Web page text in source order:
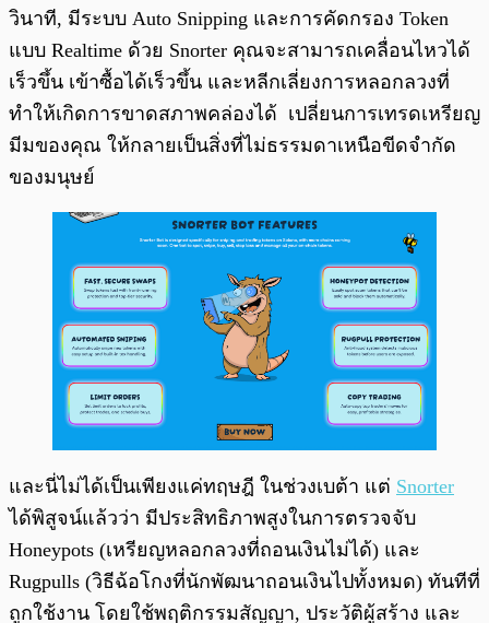
วินาที, มีระบบ Auto Snipping และการคัดกรอง Token
แบบ Realtime ด้วย Snorter คุณจะสามารถเคลื่อนไหวได้
เร็วขึ้น เข้าซื้อได้เร็วขึ้น และหลีกเลี่ยงการหลอกลวงที่
ทำให้เกิดการขาดสภาพคล่องได้ เปลี่ยนการเทรดเหรียญ
มีมของคุณ ให้กลายเป็นสิ่งที่ไม่ธรรมดาเหนือขีดจำกัด
ของมนุษย์
และนี่ไม่ได้เป็นเพียงแค่ทฤษฎี ในช่วงเบต้า แต่ Snorter
ได้พิสูจน์แล้วว่า มีประสิทธิภาพสูงในการตรวจจับ
Honeypots (เหรียญหลอกลวงที่ถอนเงินไม่ได้) และ
Rugpulls (วิธีฉ้อโกงที่นักพัฒนาถอนเงินไปทั้งหมด) ทันทีที่
ถูกใช้งาน โดยใช้พฤติกรรมสัญญา, ประวัติผู้สร้าง และ